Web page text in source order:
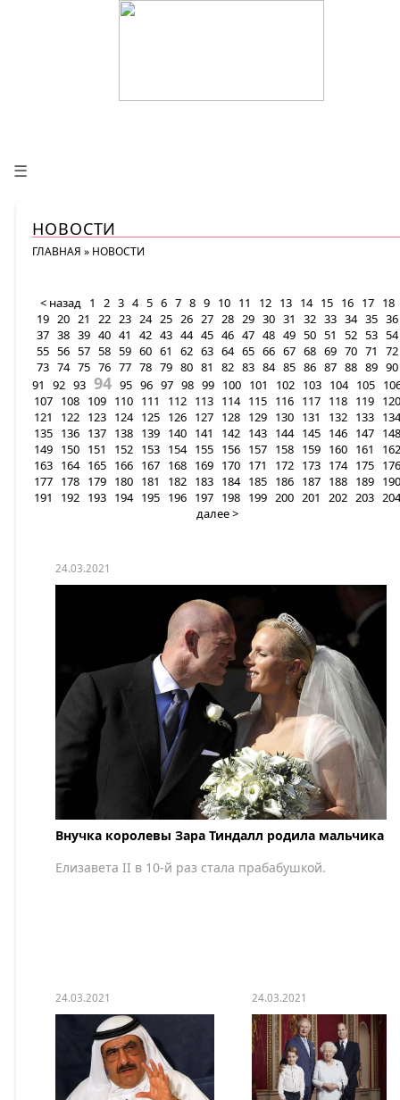
☰
НОВОСТИ
ГЛАВНАЯ » НОВОСТИ
< назад 1 2 3 4 5 6 7 8 9 10 11 12 13 14 15 16 17 18
19 20 21 22 23 24 25 26 27 28 29 30 31 32 33 34 35 36
37 38 39 40 41 42 43 44 45 46 47 48 49 50 51 52 53 54
55 56 57 58 59 60 61 62 63 64 65 66 67 68 69 70 71
72
73 74 75 76 77 78 79 80 81 82 83 84 85 86 87 88 89 90
91
92 93 94 95 96 97 98 99 100 101 102 103 104 105
107 108 109 110 111 112 113 114 115 116 117 118 119 120
121
122 123 124 125 126 127 128 129 130 131 132 133 134
135 136 137 138 139 140 141 142 143 144 145 146 147 148
149 150 151 152 153 154 155 156 157 158 159 160 161
162
163 164 165 166 167 168 169 170 171 172 173 174 175 176
177 178 179 180 181 182 183 184 185 186 187 188 189 190
191
192 193 194 195 196 197 198 199 200 201 202 203 204
далее >
24.03.2021
Внучка королевы Зара Тиндалл родила мальчика
Елизавета II в 10-й раз стала прабабушкой.
24.03.2021 24.03.2021